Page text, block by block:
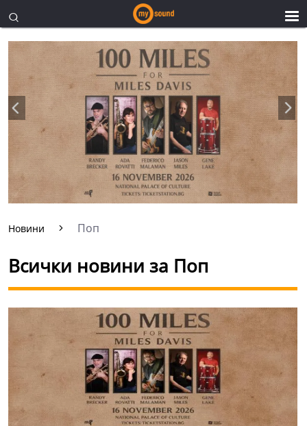
Новини Поп
Всички новини за Поп